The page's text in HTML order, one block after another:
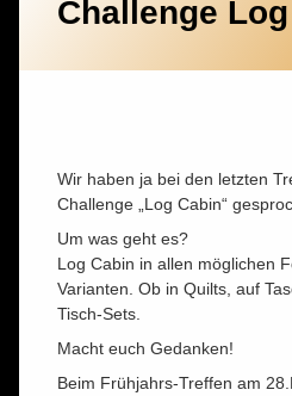
Challenge
Wir haben ja bei den letzten
Challenge „Log Cabin“
Um was geht es?
Log Cabin in allen möglichen
Varianten. Ob in Quilts, auf
Tisch-Sets.
Macht euch Gedanken!
Beim Frühjahrs-Treffen am